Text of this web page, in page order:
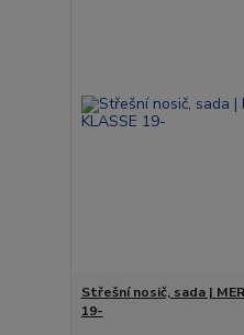
Střešní nosič, sada |
19-